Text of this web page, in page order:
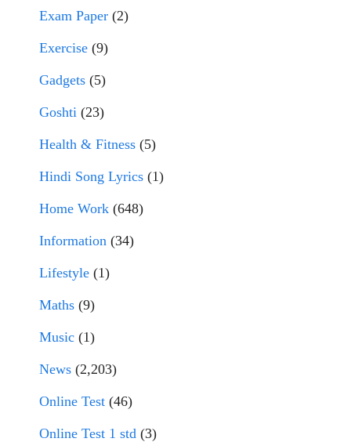
Exam Paper (2)
Exercise (9)
Gadgets (5)
Goshti (23)
Health & Fitness (5)
Hindi Song Lyrics (1)
Home Work (648)
Information (34)
Lifestyle (1)
Maths (9)
Music (1)
News (2,203)
Online Test (46)
Online Test 1 std (3)